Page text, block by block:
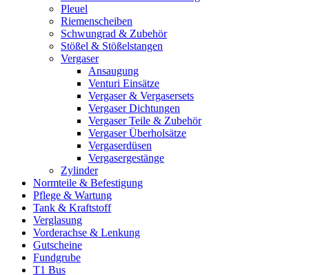
Pleuel
Riemenscheiben
Schwungrad & Zubehör
Stößel & Stößelstangen
Vergaser
Ansaugung
Venturi Einsätze
Vergaser & Vergasersets
Vergaser Dichtungen
Vergaser Teile & Zubehör
Vergaser Überholsätze
Vergaserdüsen
Vergasergestänge
Zylinder
Normteile & Befestigung
Pflege & Wartung
Tank & Kraftstoff
Verglasung
Vorderachse & Lenkung
Gutscheine
Fundgrube
T1 Bus